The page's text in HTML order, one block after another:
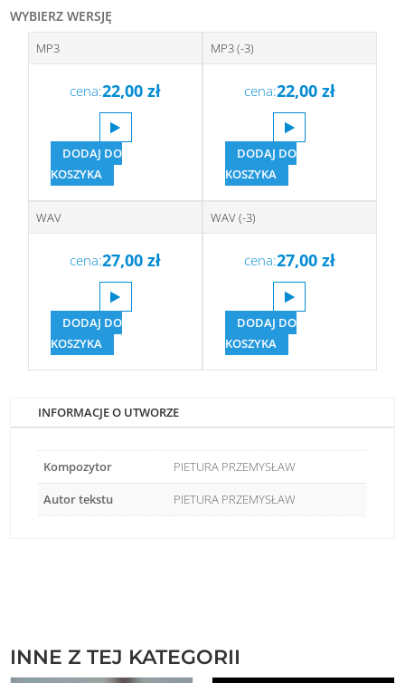
WYBIERZ WERSJĘ
MP3
cena:22,00zł
DODAJ DO
KOSZYKA
MP3 (-3)
cena:22,00 zł
DODAJ DO
KOSZYKA
WAV
cena:27,00zł
DODAJ DO
KOSZYKA
WAV (-3)
cena:27,00 zł
DODAJ DO
KOSZYKA
INFORMACJE O UTWORZE
Kompozytor
PIETURA PRZEMYSŁAW
Autor tekstu
PIETURA PRZEMYSŁAW
INNE Z TEJ KATEGORII